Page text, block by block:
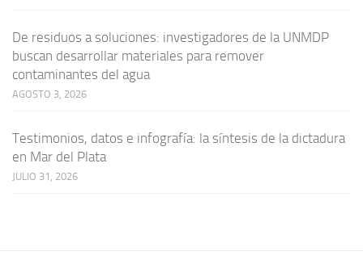
De residuos a soluciones: investigadores de la UNMDP
buscan desarrollar materiales para remover
contaminantes del agua
AGOSTO 3, 2026
Testimonios, datos e infografía: la síntesis de la dictadura
en Mar del Plata
JULIO 31, 2026